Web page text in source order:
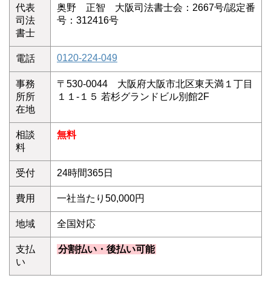
代表
司法
書士
奥野 正智 大阪司法書士会：2667号/認定番
号：312416号
電話 0120-224-049
事務
所所
在地
〒530-0044 大阪府大阪市北区東天満１丁目
１１-１５ 若杉グランドビル別館2F
相談
料
無料
受付 24時間365日
費用 一社当たり50,000円
地域 全国対応
支払
い
分割払い・後払い可能